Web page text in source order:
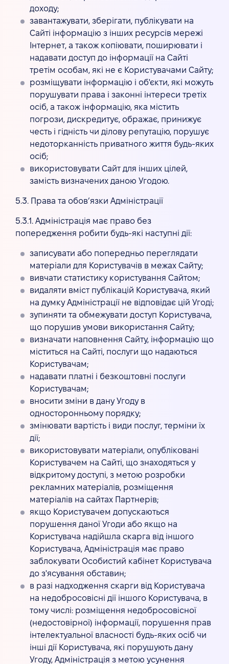
доходу;
завантажувати, зберігати, публікувати на
Сайті інформацію з інших ресурсів мережі
Інтернет, а також копіювати, поширювати і
надавати доступ до інформації на Сайті
третім особам, які не є Користувачами Сайту;
розміщувати інформацію і об'єкти, які можуть
порушувати права і законні інтереси третіх
осіб, а також інформацію, яка містить
погрози, дискредитує, ображає, принижує
честь і гідність чи ділову репутацію, порушує
недоторканність приватного життя будь-яких
осіб;
використовувати Сайт для інших цілей,
замість визначених даною Угодою.
5.3. Права та обов’язки Адміністрації
5.3.1. Адміністрація має право без
попередження робити будь-які наступні дії:
записувати або попередньо переглядати
матеріали для Користувачів в межах Сайту;
вивчати статистику користування Сайтом;
видаляти вміст публікацій Користувача, який
на думку Адміністрації не відповідає цій Угоді;
зупиняти та обмежувати доступ Користувача,
що порушив умови використання Сайту;
визначати наповнення Сайту, інформацію що
міститься на Сайті, послуги що надаються
Користувачам;
надавати платні і безкоштовні послуги
Користувачам;
вносити зміни в дану Угоду в
односторонньому порядку;
змінювати вартість і види послуг, терміни їх
дії;
використовувати матеріали, опубліковані
Користувачем на Сайті, що знаходяться у
відкритому доступі, з метою розробки
рекламних матеріалів, розміщення
матеріалів на сайтах Партнерів;
якщо Користувачем допускаються
порушення даної Угоди або якщо на
Користувача надійшла скарга від іншого
Користувача, Адміністрація має право
заблокувати Особистий кабінет Користувача
до з'ясування обставин;
в разі надходження скарги від Користувача
на недобросовісні дії іншого Користувача, в
тому числі: розміщення недобросовісної
(недостовірної) інформації, порушення прав
інтелектуальної власності будь-яких осіб чи
інші дії Користувача, які порушують дану
Угоду, Адміністрація з метою усунення